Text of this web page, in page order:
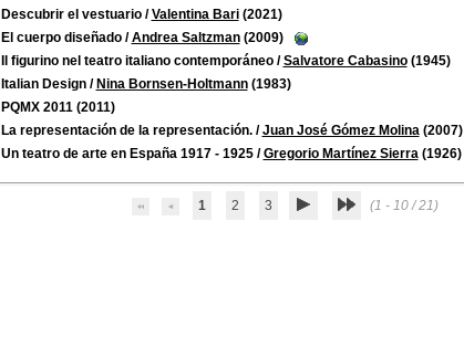
Descubrir el vestuario/Valentina Bari(2021)
El cuerpo diseñado/Andrea Saltzman(2009)
Il figurino nel teatro italiano contemporáneo/Salvatore Cabasino(1945)
Italian Design/ Nina Bornsen-Holtmann(1983)
PQMX 2011(2011)
La representación de la representación./Juan José Gómez Molina(2007)
Un teatro de arte en España 1917 - 1925/Gregorio Martínez Sierra(1926)
1 2 3 (1 - 10 / 21)